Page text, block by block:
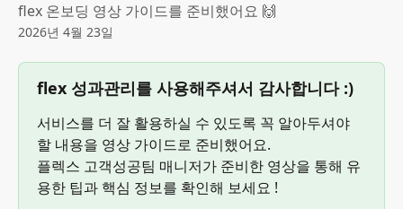
flex 온보딩 영상 가이드를 준비했어요 🙌
2026년 4월 23일
flex 성과관리를 사용해주셔서 감사합니다 :)
서비스를 더 잘 활용하실 수 있도록 꼭 알아두셔야
할 내용을 영상 가이드로 준비했어요.
플렉스 고객성공팀 매니저가 준비한 영상을 통해 유
용한 팁과 핵심 정보를 확인해 보세요 !